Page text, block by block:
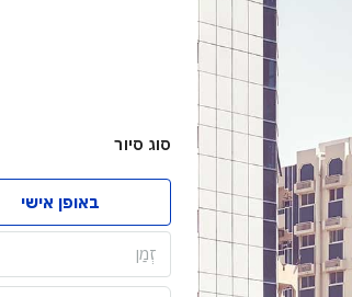
סוג סיור
באופן אישי
זְמַן